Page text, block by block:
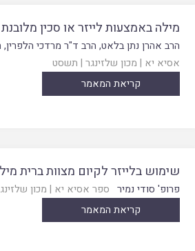
מילה באמצעות לייזר או סכין מלובנת
הרב אהרן נתן בלאט, הרב ד"ר מרדכי הלפרין,
אסיא יא | מכון שלזינגר | תשסט
קריאת המאמר
שימוש בלייזר לקיום מצוות ברית
פרופ' סודי נמיר ספר אסיא יא | מכון
קריאת המאמר